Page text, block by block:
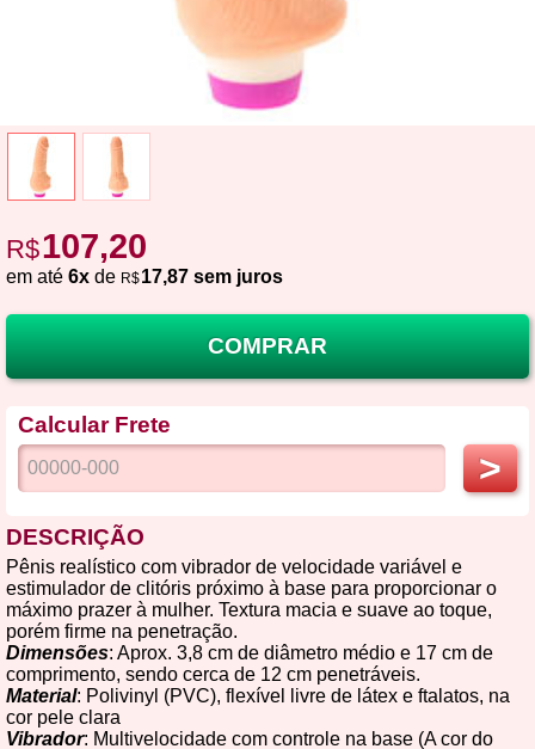
R$107,20
em até 6x de R$17,87 sem juros
COMPRAR
Calcular Frete
>
DESCRIÇÃO
Pênis realístico com vibrador de velocidade variável e
estimulador de clitóris próximo à base para proporcionar o
máximo prazer à mulher. Textura macia e suave ao toque,
porém firme na penetração.
Dimensões: Aprox. 3,8 cm de diâmetro médio e 17 cm de
comprimento, sendo cerca de 12 cm penetráveis.
Material: Polivinyl (PVC), flexível livre de látex e ftalatos, na
cor pele clara
Vibrador: Multivelocidade com controle na base (A cor do